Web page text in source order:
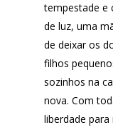
tempestade e
de luz, uma
de deixar os
filhos
sozinhos na
nova. Com
liberdade para